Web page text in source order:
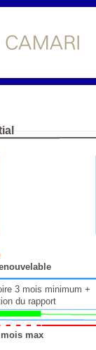
3 mois minimum +
du rapport
max